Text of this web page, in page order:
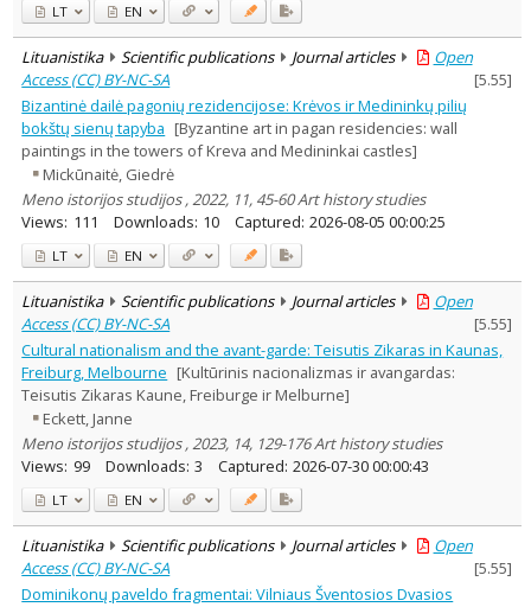
LT EN
Lituanistika Scientific publications Journal articles
Open
Access (CC) BY-NC-SA
[5.55]
Bizantinė dailė pagonių rezidencijose: Krėvos ir Medininkų pilių
bokštų sienų tapyba [Byzantine art in pagan residencies: wall
paintings in the towers of Kreva and Medininkai castles]
Mickūnaitė, Giedrė
Meno istorijos studijos , 2022, 11, 45-60 Art history studies
Views: 111 Downloads: 10 Captured: 2026-08-05 00:00:25
LT EN
Lituanistika Scientific publications Journal articles
Open
Access (CC) BY-NC-SA
[5.55]
Cultural nationalism and the avant-garde: Teisutis Zikaras in Kaunas,
Freiburg, Melbourne [Kultūrinis nacionalizmas ir avangardas:
Teisutis Zikaras Kaune, Freiburge ir Melburne]
Eckett, Janne
Meno istorijos studijos , 2023, 14, 129-176 Art history studies
Views: 99 Downloads: 3 Captured: 2026-07-30 00:00:43
LT EN
Lituanistika Scientific publications Journal articles
Open
Access (CC) BY-NC-SA
[5.55]
Dominikonų paveldo fragmentai: Vilniaus Šventosios Dvasios